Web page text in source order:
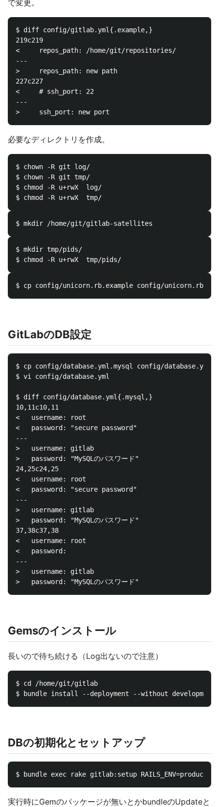
で変更。
$ diff config/gitlab.yml{.example,}
219c219
<     repos_path: /home/git/repositories/
---
>     repos_path: new path
227c227
<     # ssh_port: 22
---
必要なディレクトリを作成。
$ chown -R git log/
$ chown -R git tmp/
$ chmod -R u+rwX  log/
$ mkdir tmp/pids/
GitLabのDB設定
$ cp config/database.yml.mysql config/database.yml
$ vi config/database.yml
$ diff config/database.yml{.mysql,}
10,11c10,11
<   username: root
<   password: "secure password"
---
>   username: gitlab
>   password: "MySQLのパスワード"
24,25c24,25
<   username: root
<   password: "secure password"
---
>   username: gitlab
>   password: "MySQLのパスワード"
37,38c37,38
<   username: root
<   password:
---
>   username: gitlab
Gemsのインストール
長いので待ち続ける（Log出ないので注意）
$ cd /home/git/gitlab
DBの初期化とセットアップ
実行時にGemのパッケージが無いとかbundleのUpdateと